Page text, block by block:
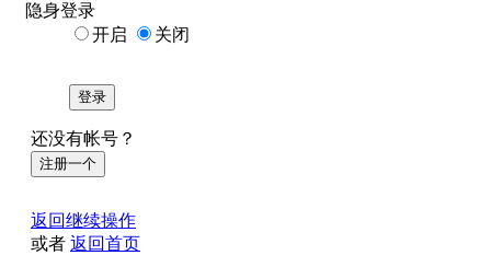
隐身登录
开启
关闭
登录
还没有帐号？
注册一个
返回继续操作
或者 返回首页